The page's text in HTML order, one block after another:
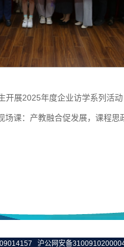
开展2025年度企业访学系列活动
场课：产教融合促发展，课程思
沪公网安备